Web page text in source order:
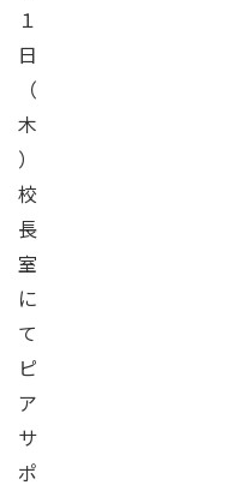
１
日
（
木
）
校
長
室
に
て
ピ
ア
サ
ポ